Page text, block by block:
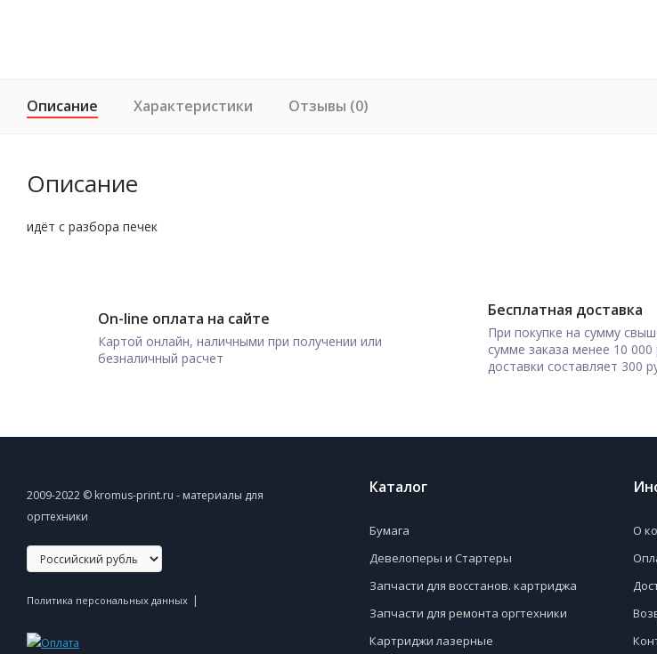
Описание Характеристики Отзывы (0)
Описание
идёт с разбора печек
On-line оплата на сайте
Картой онлайн, наличными при получении или
безналичный расчет
Бесплатная доставка
При покупке на сумму
сумме заказа менее 10
доставки составляет 300
2009-2022 © kromus-print.ru - материалы для
оргтехники
Политика персональных данных |
Каталог
Бумага
Девелоперы и Стартеры
Запчасти для восстанов. картриджа
Запчасти для ремонта оргтехники
Картриджи лазерные
О